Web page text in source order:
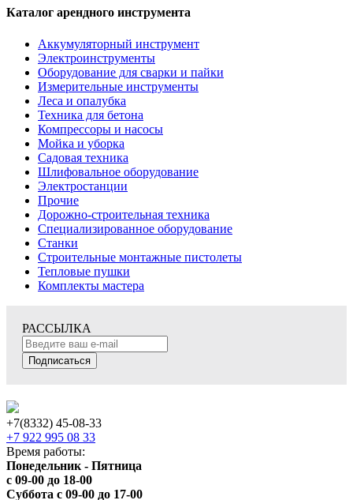
Каталог арендного инструмента
Аккумуляторный инструмент
Электроинструменты
Оборудование для сварки и пайки
Измерительные инструменты
Леса и опалубка
Техника для бетона
Компрессоры и насосы
Мойка и уборка
Садовая техника
Шлифовальное оборудование
Электростанции
Прочие
Дорожно-строительная техника
Специализированное оборудование
Станки
Строительные монтажные пистолеты
Тепловые пушки
Комплекты мастера
РАССЫЛКА
Подписаться
+7(8332) 45-08-33
+7 922 995 08 33
Время работы:
Понедельник - Пятница
с 09-00 до 18-00
Суббота с 09-00 до 17-00